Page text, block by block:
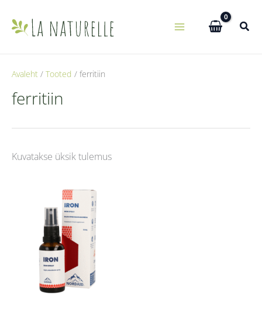
Avaleht Tooted ferritiin
ferritiin
Kuvatakse üksik tulemus